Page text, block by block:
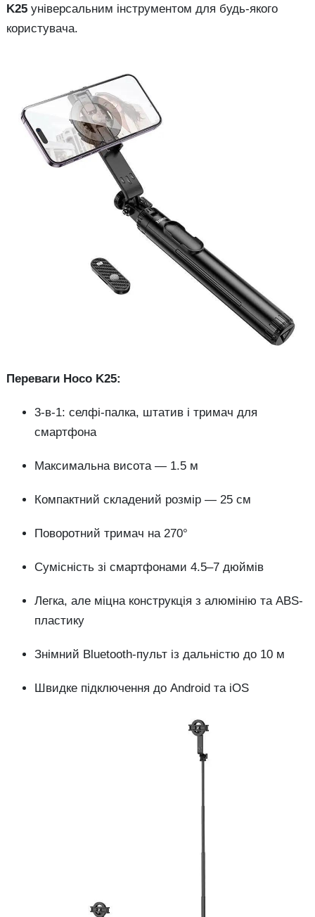
K25 універсальним інструментом для будь-якого
користувача.
Переваги Hoco K25:
3-в-1: селфі-палка, штатив і тримач для
смартфона
Максимальна висота — 1.5 м
Компактний складений розмір — 25 см
Поворотний тримач на 270°
Сумісність зі смартфонами 4.5–7 дюймів
Легка, але міцна конструкція з алюмінію та ABS-
пластику
Знімний Bluetooth-пульт із дальністю до 10 м
Швидке підключення до Android та iOS